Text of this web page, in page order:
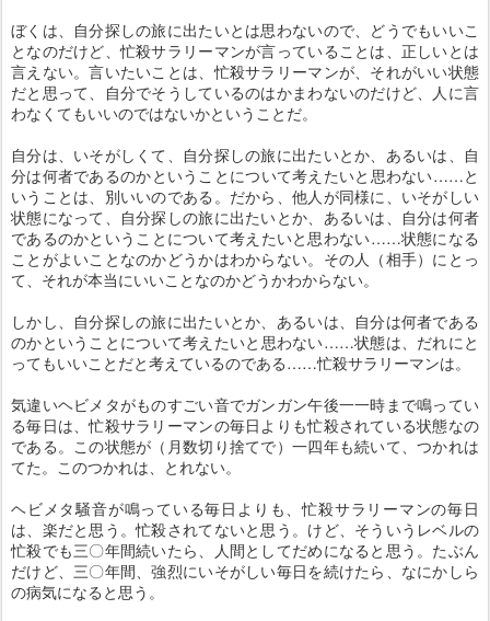
ぼくは、自分探しの旅に出たいとは思わないので、どうでもいいこ
となのだけど、忙殺サラリーマンが言っていることは、正しいとは
言えない。言いたいことは、忙殺サラリーマンが、それがいい状態
だと思って、自分でそうしているのはかまわないのだけど、人に言
わなくてもいいのではないかということだ。
自分は、いそがしくて、自分探しの旅に出たいとか、あるいは、自
分は何者であるのかということについて考えたいと思わない……と
いうことは、別いいのである。だから、他人が同様に、いそがしい
状態になって、自分探しの旅に出たいとか、あるいは、自分は何者
であるのかということについて考えたいと思わない……状態になる
ことがよいことなのかどうかはわからない。その人（相手）にとっ
て、それが本当にいいことなのかどうかわからない。
しかし、自分探しの旅に出たいとか、あるいは、自分は何者である
のかということについて考えたいと思わない……状態は、だれにと
ってもいいことだと考えているのである……忙殺サラリーマンは。
気違いヘビメタがものすごい音でガンガン午後一一時まで鳴ってい
る毎日は、忙殺サラリーマンの毎日よりも忙殺されている状態なの
である。この状態が（月数切り捨てで）一四年も続いて、つかれは
てた。このつかれは、とれない。
ヘビメタ騒音が鳴っている毎日よりも、忙殺サラリーマンの毎日
は、楽だと思う。忙殺されてないと思う。けど、そういうレベルの
忙殺でも三〇年間続いたら、人間としてだめになると思う。たぶん
だけど、三〇年間、強烈にいそがしい毎日を続けたら、なにかしら
の病気になると思う。